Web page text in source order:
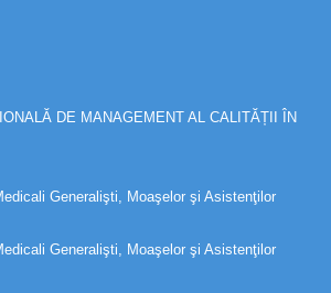
DE MANAGEMENT AL CALITĂȚII ÎN
Generalişti, Moaşelor şi Asistenţilor
Generalişti, Moaşelor şi Asistenţilor